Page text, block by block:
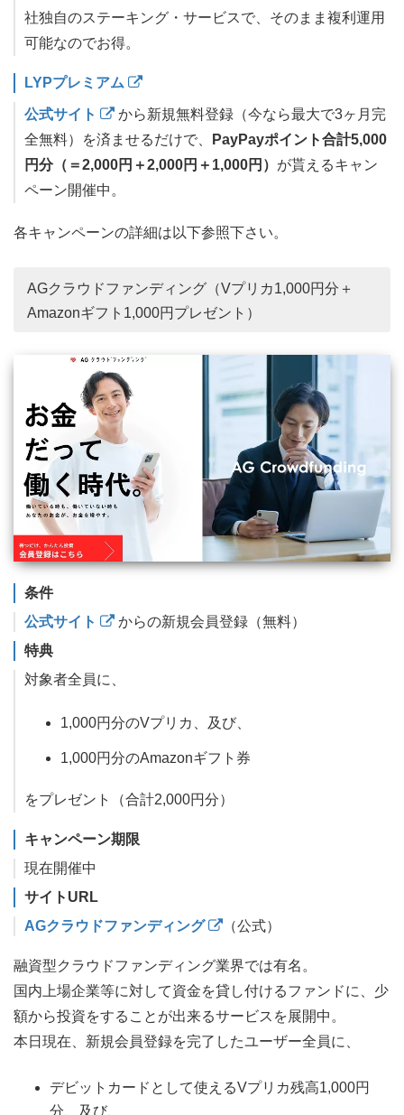
社独自のステーキング・サービスで、そのまま複利運用
可能なのでお得。
LYPプレミアム
公式サイト
から新規無料登録（今なら最大で3ヶ月完
全無料）を済ませるだけで、
PayPayポイント合計5,000
円分（＝2,000円＋2,000円＋1,000円） が貰えるキャン
ペーン開催中。
各キャンペーンの詳細は以下参照下さい。
AGクラウドファンディング（Vプリカ1,000円分＋
Amazonギフト1,000円プレゼント）
条件
公式サイト
からの新規会員登録（無料）
特典
対象者全員に、
1,000円分のVプリカ、及び、
1,000円分のAmazonギフト券
をプレゼント（合計2,000円分）
キャンペーン期限
現在開催中
サイトURL
AGクラウドファンディング
（公式）
融資型クラウドファンディング業界では有名。
国内上場企業等に対して資金を貸し付けるファンドに、少
額から投資をすることが出来るサービスを展開中。
本日現在、新規会員登録を完了したユーザー全員に、
デビットカードとして使えるVプリカ残高1,000円
分、及び、